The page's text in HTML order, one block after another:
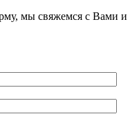
мы свяжемся с Вами и